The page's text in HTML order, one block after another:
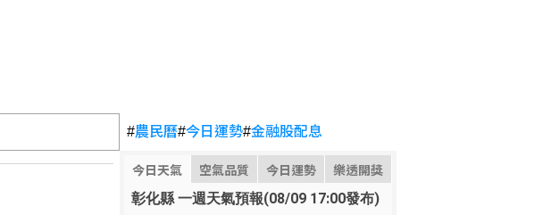
#農民曆#今日運勢#金融股配息
今日天氣 空氣品質 今日運勢 樂透開獎
彰化縣 一週天氣預報(08/09 17:00發布)